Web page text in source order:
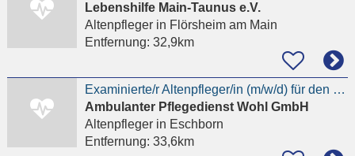
Lebenshilfe Main-Taunus e.V.
Altenpflegerin Flörsheim am Main
Entfernung: 32,9km
Examinierte/r Altenpfleger/in (m/w/d) für den ambulanten Pflegedienst
Ambulanter Pflegedienst Wohl GmbH
Altenpflegerin Eschborn
Entfernung: 33,6km